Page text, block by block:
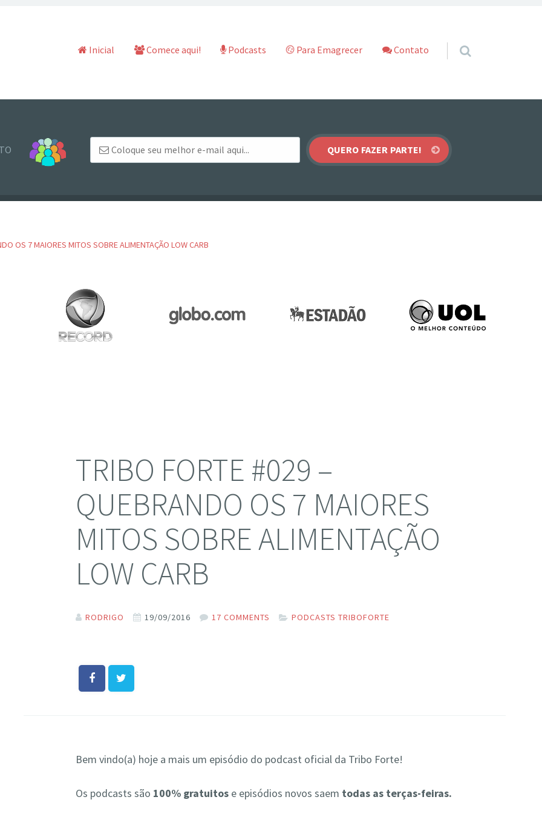
Pular para o conteúdo
Inicial Comece aqui! Podcasts Para Emagrecer Contato
OS 7 MAIORES MITOS SOBRE ALIMENTAÇÃO LOW CARB
TRIBO FORTE #029 –
QUEBRANDO OS 7 MAIORES
MITOS SOBRE ALIMENTAÇÃO
LOW CARB
RODRIGO 19/09/2016 17 COMMENTS PODCASTS TRIBOFORTE
Bem vindo(a) hoje a mais um episódio do podcast oficial da Tribo Forte!
Os podcasts são 100% gratuitos e episódios novos saem todas as terças-feiras.